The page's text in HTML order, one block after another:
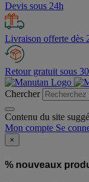
Devis sous 24h
Livraison offerte dès
Retour gratuit sous
Chercher
Contenu du site
Mon compte Se
×
% nouveaux